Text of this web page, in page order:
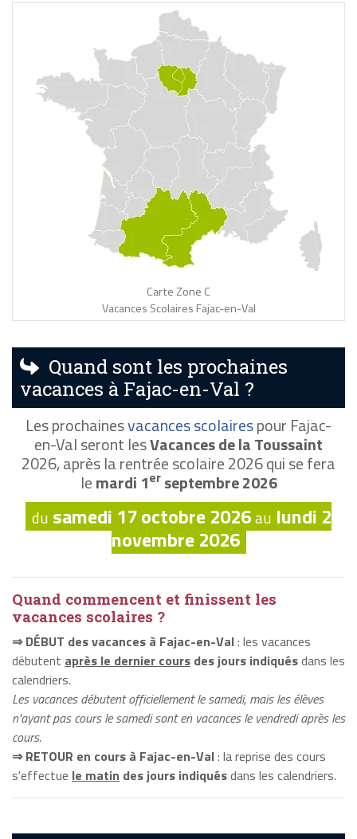
Carte Zone C
Vacances Scolaires Fajac-en-Val
Quand sont les prochaines
vacances à Fajac-en-Val ?
Les prochainesvacances scolairespour Fajac-
en-Val seront lesVacances de la Toussaint
2026, après la rentrée scolaire 2026 qui se fera
lemardi 1erseptembre 2026
du samedi 17 octobre 2026au lundi 2
novembre 2026
Quand commencent et finissent les
vacances scolaires ?
⇒ DÉBUT des vacances à Fajac-en-Val: les vacances
débutent après le dernier cours des jours indiquésdans les
calendriers.
Les vacances débutent officiellement le samedi, mais les élèves
n'ayant pas cours le samedi sont en vacances le vendredi après les
cours.
⇒ RETOUR en cours à Fajac-en-Val: la reprise des cours
s'effectue le matin des jours indiquésdans les calendriers.